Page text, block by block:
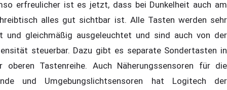
erfreulicher ist es jetzt, dass bei Dunkelheit auch am
alles gut sichtbar ist. Alle Tasten werden sehr
und gleichmäßig ausgeleuchtet und sind auch von der
steuerbar. Dazu gibt es separate Sondertasten in
oberen Tastenreihe. Auch Näherungssensoren für die
und Umgebungslichtsensoren hat Logitech der